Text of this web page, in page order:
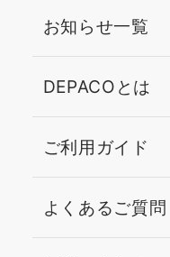
お知らせ一覧
DEPACOとは
ご利用ガイド
よくあるご質問